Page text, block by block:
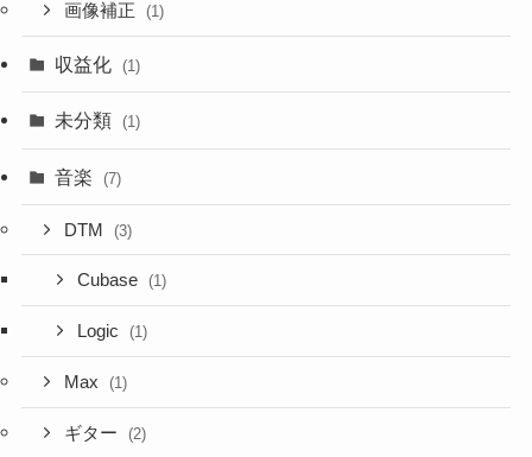
画像補正 (1)
収益化 (1)
未分類 (1)
音楽 (7)
DTM (3)
Cubase (1)
Logic (1)
Max (1)
ギター (2)